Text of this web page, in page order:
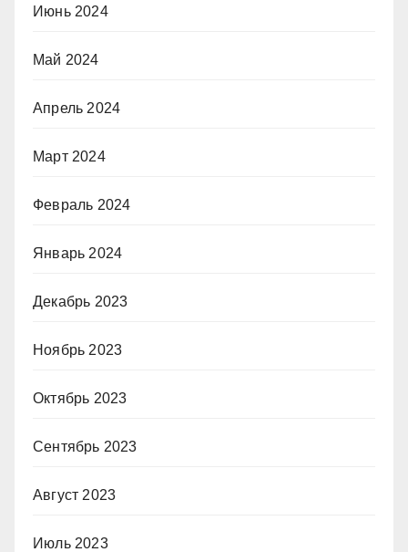
Июнь 2024
Май 2024
Апрель 2024
Март 2024
Февраль 2024
Январь 2024
Декабрь 2023
Ноябрь 2023
Октябрь 2023
Сентябрь 2023
Август 2023
Июль 2023